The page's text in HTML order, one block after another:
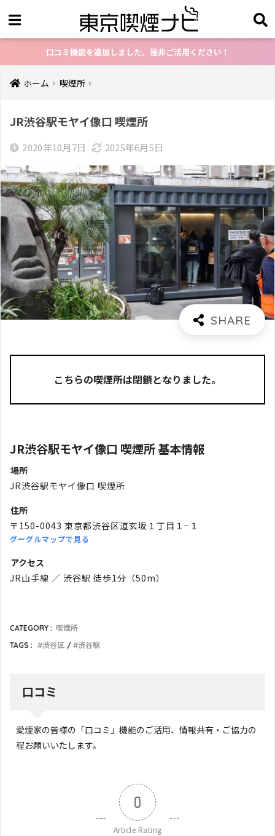
口コミ機能を追加しました。是非ご活用ください！
ホーム 喫煙所
JR渋谷駅モヤイ像口 喫煙所
2020年10月7日 2025年6月5日
こちらの喫煙所は閉鎖となりました。
JR渋谷駅モヤイ像口 喫煙所 基本情報
場所
JR渋谷駅モヤイ像口 喫煙所
住所
〒150-0043 東京都渋谷区道玄坂１丁目１−１
グーグルマップで見る
アクセス
JR山手線 ／ 渋谷駅 徒歩1分（50m）
CATEGORY : 喫煙所
TAGS :
渋谷区 渋谷駅
口コミ
愛煙家の皆様の「口コミ」機能のご活用、情報共有・ご協力の
程お願いいたします。
0
Article Rating